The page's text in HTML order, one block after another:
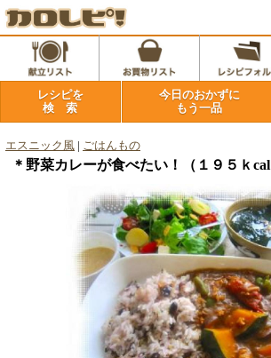
レシピを
検 索
今日のおかずに
もう一品
エスニック風 ごはんもの
＊野菜カレーが食べたい！（１９５ｋcal